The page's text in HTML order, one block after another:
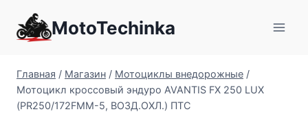
содержимому
MotoTechinka
Главная / Магазин / Мотоциклы внедорожные /
Мотоцикл кроссовый эндуро AVANTIS FX 250 LUX
(PR250/172FMM-5, ВОЗД.ОХЛ.) ПТС